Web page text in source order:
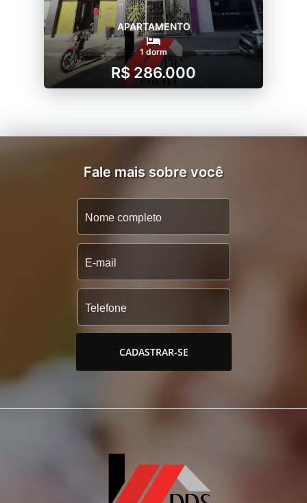
APARTAMENTO
1 dorm
R$ 286.000
Fale mais sobre você
CADASTRAR-SE